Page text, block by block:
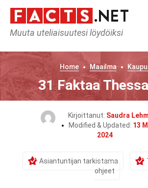
Muuta uteliaisuutesi löydöiksi
Home Maailma
31 Faktaa
Kirjoittanut: Saudra
Modified & Updated: 13
2024
Asiantuntijan tarkistama
ohjeet